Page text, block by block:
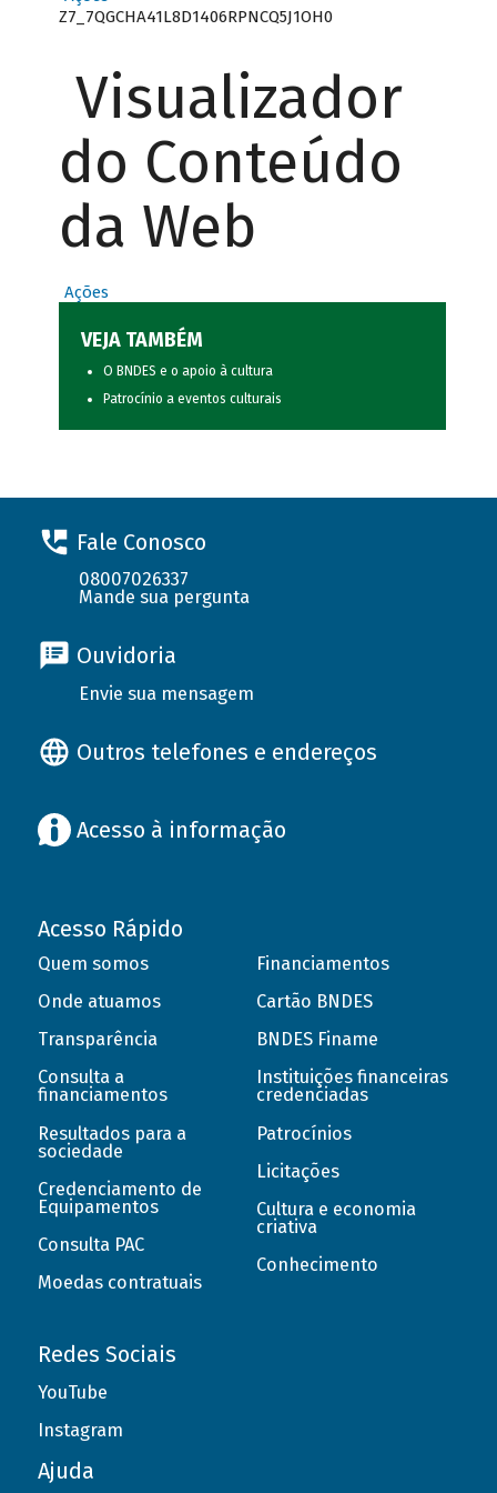
Z7_7QGCHA41L8D1406RPNCQ5J1OH0
Visualizador
do Conteúdo
da Web
Ações
VEJA TAMBÉM
O BNDES e o apoio à cultura
Patrocínio a eventos culturais
Fale Conosco
08007026337
Mande sua pergunta
Ouvidoria
Envie sua mensagem
Outros telefones e endereços
Acesso à informação
Acesso Rápido
Quem somos
Onde atuamos
Transparência
Consulta a
financiamentos
Resultados para a
sociedade
Credenciamento de
Equipamentos
Consulta PAC
Moedas contratuais
Financiamentos
Cartão BNDES
BNDES Finame
Instituições financeiras
credenciadas
Patrocínios
Licitações
Cultura e economia
criativa
Conhecimento
Redes Sociais
YouTube
Instagram
Ajuda